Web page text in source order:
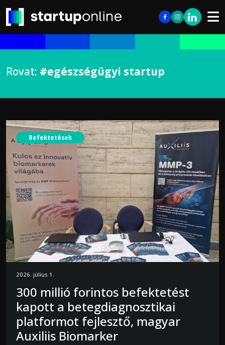
Rovat: #egészségügyi startup
Befektetések
2026. július 1.
300 millió forintos befektetést
kapott a betegdiagnosztikai
platformot fejlesztő, magyar
Auxiliis Biomarker